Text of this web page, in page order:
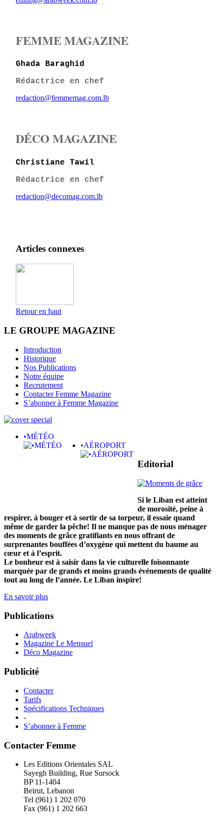
FEMME MAGAZINE
Ghada Baraghid
Rédactrice en chef
redaction@femmemag.com.lb
DÉCO MAGAZINE
Christiane Tawil
Rédactrice en chef
redaction@decomag.com.lb
Articles connexes
Retour en haut
LE GROUPE MAGAZINE
Introduction
Historique
Nos Publications
Notre équipe
Recrutement
Contacter Femme Magazine
S’abonner à Femme Magazine
•MÉTÉO
•AÉROPORT
Editorial
Si le Liban est atteint
de morosité, peine à
respirer, à bouger et à sortir de sa torpeur, il essaie quand
même de garder la pêche! Il ne manque pas de nous ménager
des moments de grâce gratifiants en nous offrant de
surprenantes bouffées d’oxygène qui mettent du baume au
cœur et à l’esprit.
Le bonheur est à saisir dans la vie culturelle foisonnante
marquée par de grands et moins grands événements de qualité
tout au long de l’année. Le Liban inspire!
En savoir plus
Publications
Arabweek
Magazine Le Mensuel
Déco Magazine
Publicité
Contacter
Tarifs
Spécifications Techniques
-
S’abonner à Femme
Contacter Femme
Les Editions Orientales SAL
Sayegh Building, Rue Sursock
BP 11-1404
Beirut, Lebanon
Tel (961) 1 202 070
Fax (961) 1 202 663